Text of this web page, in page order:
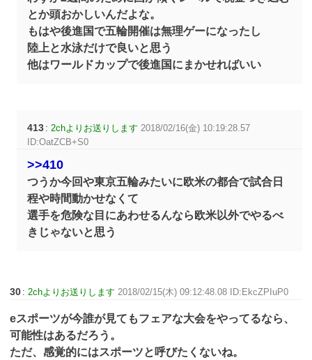
とか頭おかしいんだよな。
もはや後進国で五輪開催は無理ゲーになったし
陸上と水泳だけで良いと思う
他はワールドカップで後進国にまかせればいい
413 :2chよりお送りします 2018/02/16(金) 10:19:28.57
ID:OatZCB+S0
>>410
つうか今回や東京五輪みたいに欧米の都合で試合日
程や時間動かせなくて
選手を危険な目にあわせるんなら欧米以外でやるべ
きじゃないと思う
30 :2chよりお送りします 2018/02/15(木) 09:12:48.08 ID:EkcZPIuP0
eスポーツが今誰が見てもフェアな大会をやってるなら、
可能性はあるだろう。
ただ、感覚的にはスポーツと呼びたくないね。